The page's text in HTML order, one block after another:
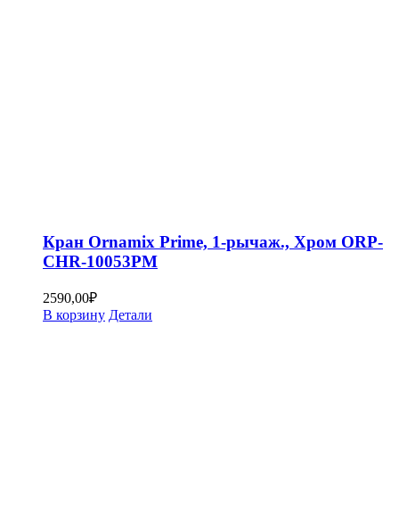
Кран Ornamix Prime, 1-рычаж., Хром ORP-
CHR-10053PM
2590,00₽
В корзину Детали